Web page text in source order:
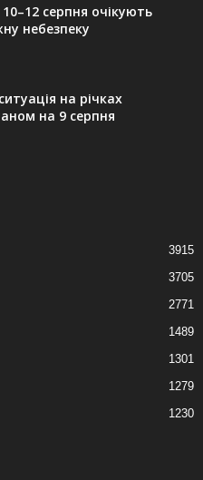
серпня очікують
небезпеку
на річках
на 9 серпня
3915
3705
2771
1489
1301
1279
1230